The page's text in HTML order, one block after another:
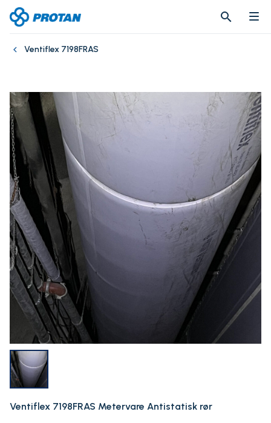
search
search
Ventiflex 7198FRAS
Ventiflex 7198FRAS Metervare Antistatisk rør